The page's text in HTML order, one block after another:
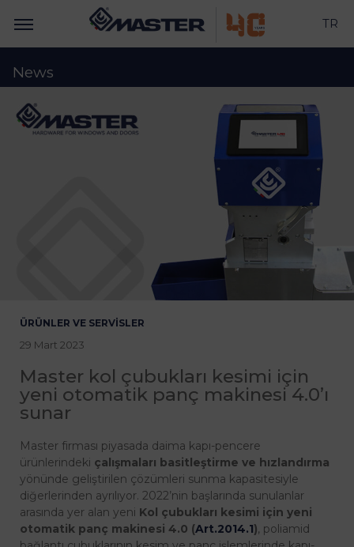
TR
News
ÜRÜNLER VE SERVISLER
29 Mart 2023
Master kol çubukları kesimi için
yeni otomatik panç makinesi 4.0’ı
sunar
Master firması piyasada daima kapı-pencere
ürünlerindeki çalışmaları basitleştirme ve hızlandırma
yönünde geliştirilen çözümleri sunma kapasitesiyle
diğerlerinden ayrılıyor. 2022’nin başlarında sunulanlar
arasında yer alan yeni Kol çubukları kesimi için yeni
otomatik panç makinesi 4.0 (Art.2014.1), poliamid